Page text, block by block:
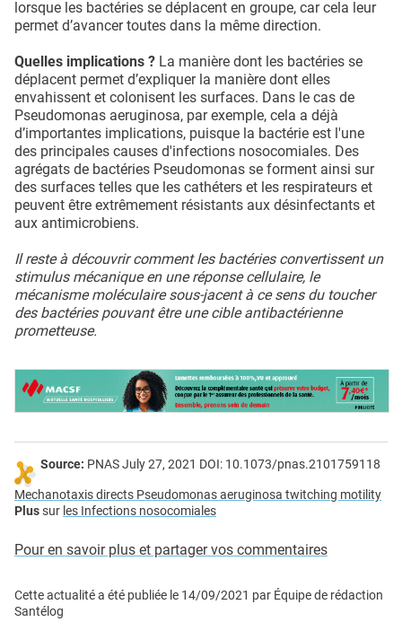
lorsque les bactéries se déplacent en groupe, car cela leur
permet d’avancer toutes dans la même direction.
Quelles implications ? La manière dont les bactéries se
déplacent permet d’expliquer la manière dont elles
envahissent et colonisent les surfaces. Dans le cas de
Pseudomonas aeruginosa, par exemple, cela a déjà
d’importantes implications, puisque la bactérie est l'une
des principales causes d'infections nosocomiales. Des
agrégats de bactéries Pseudomonas se forment ainsi sur
des surfaces telles que les cathéters et les respirateurs et
peuvent être extrêmement résistants aux désinfectants et
aux antimicrobiens.
Il reste à découvrir comment les bactéries convertissent un
stimulus mécanique en une réponse cellulaire, le
mécanisme moléculaire sous-jacent à ce sens du toucher
des bactéries pouvant être une cible antibactérienne
prometteuse.
Source: PNAS July 27, 2021 DOI: 10.1073/pnas.2101759118
Mechanotaxis directs Pseudomonas aeruginosa twitching motility
Plussur les Infections nosocomiales
Pour en savoir plus et partager vos commentaires
Cette actualité a été publiée le 14/09/2021 par Équipe de rédaction
Santélog